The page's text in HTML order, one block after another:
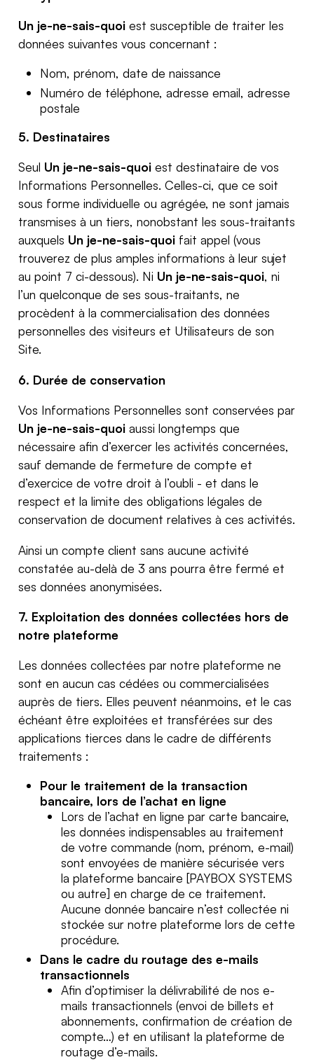
Un je-ne-sais-quoi est susceptible de traiter les
données suivantes vous concernant :
Nom, prénom, date de naissance
Numéro de téléphone, adresse email, adresse
postale
5. Destinataires
Seul Un je-ne-sais-quoi est destinataire de vos
Informations Personnelles. Celles-ci, que ce soit
sous forme individuelle ou agrégée, ne sont jamais
transmises à un tiers, nonobstant les sous-traitants
auxquels Un je-ne-sais-quoi fait appel (vous
trouverez de plus amples informations à leur sujet
au point 7 ci-dessous). Ni Un je-ne-sais-quoi, ni
l’un quelconque de ses sous-traitants, ne
procèdent à la commercialisation des données
personnelles des visiteurs et Utilisateurs de son
Site.
6. Durée de conservation
Vos Informations Personnelles sont conservées par
Un je-ne-sais-quoi aussi longtemps que
nécessaire afin d’exercer les activités concernées,
sauf demande de fermeture de compte et
d’exercice de votre droit à l’oubli - et dans le
respect et la limite des obligations légales de
conservation de document relatives à ces activités.
Ainsi un compte client sans aucune activité
constatée au-delà de 3 ans pourra être fermé et
ses données anonymisées.
7. Exploitation des données collectées hors de
notre plateforme
Les données collectées par notre plateforme ne
sont en aucun cas cédées ou commercialisées
auprès de tiers. Elles peuvent néanmoins, et le cas
échéant être exploitées et transférées sur des
applications tierces dans le cadre de différents
traitements :
Pour le traitement de la transaction
bancaire, lors de l’achat en ligne
Lors de l’achat en ligne par carte bancaire,
les données indispensables au traitement
de votre commande (nom, prénom, e-mail)
sont envoyées de manière sécurisée vers
la plateforme bancaire [PAYBOX SYSTEMS
ou autre] en charge de ce traitement.
Aucune donnée bancaire n’est collectée ni
stockée sur notre plateforme lors de cette
procédure.
Dans le cadre du routage des e-mails
transactionnels
Afin d’optimiser la délivrabilité de nos e-
mails transactionnels (envoi de billets et
abonnements, confirmation de création de
compte…) et en utilisant la plateforme de
routage d’e-mails.